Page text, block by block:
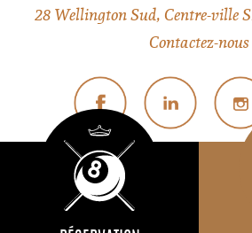
28 Wellington Sud, Centre-ville
Contactez-nous
© Tous droits réservés
Politique de